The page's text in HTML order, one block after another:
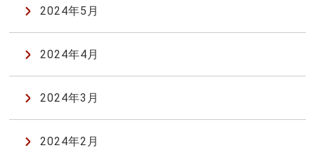
2024年5月
2024年4月
2024年3月
2024年2月